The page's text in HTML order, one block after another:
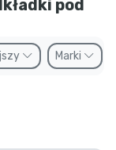
pod
Marki